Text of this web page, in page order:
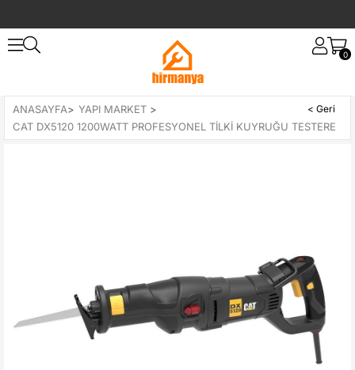
0
ANASAYFA> YAPI MARKET >
CAT DX5120 1200WATT PROFESYONEL TILKI KUYRUĞU TESTERE